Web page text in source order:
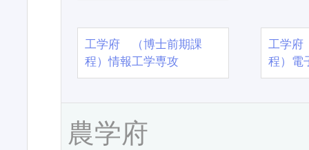
工学府 （博士前期課
程）情報工学専攻
工学
程）電
農学府